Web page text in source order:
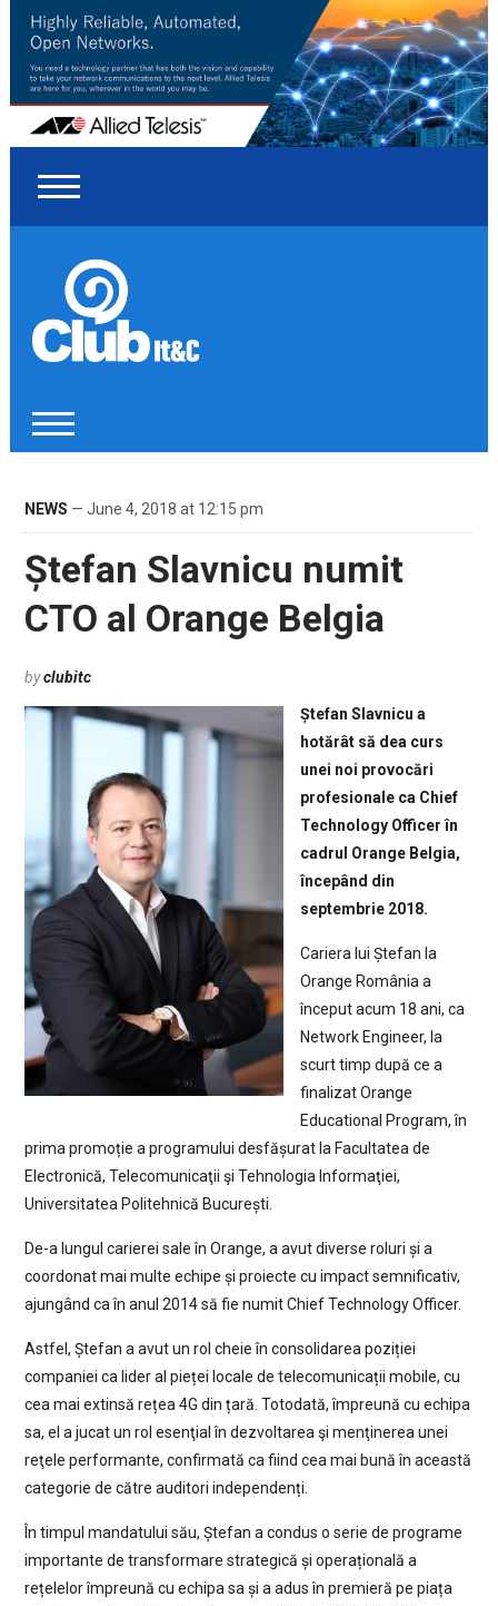
NEWS — June 4, 2018 at 12:15 pm
Ștefan Slavnicu numit
CTO al Orange Belgia
byclubitc
Ștefan Slavnicu a
hotărât să dea curs
unei noi provocări
profesionale ca Chief
Technology Officer în
cadrul Orange Belgia,
începând din
septembrie 2018.
Cariera lui Ștefan la
Orange România a
început acum 18 ani, ca
Network Engineer, la
scurt timp după ce a
finalizat Orange
Educational Program, în
prima promoție a programului desfășurat la Facultatea de
Electronică, Telecomunicaţii şi Tehnologia Informaţiei,
Universitatea Politehnică București.
De-a lungul carierei sale în Orange, a avut diverse roluri și a
coordonat mai multe echipe și proiecte cu impact semnificativ,
ajungând ca în anul 2014 să fie numit Chief Technology Officer.
Astfel, Ștefan a avut un rol cheie în consolidarea poziției
companiei ca lider al pieței locale de telecomunicații mobile, cu
cea mai extinsă rețea 4G din țară. Totodată, împreună cu echipa
sa, el a jucat un rol esenţial în dezvoltarea şi menţinerea unei
reţele performante, confirmată ca fiind cea mai bună în această
categorie de către auditori independenți.
În timpul mandatului său, Ștefan a condus o serie de programe
importante de transformare strategică și operațională a
rețelelor împreună cu echipa sa și a adus în premieră pe piața